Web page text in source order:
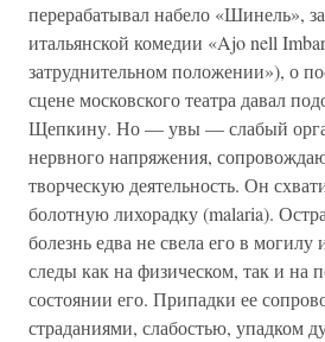
перерабатывал набело «Шинель»,
итальянской комедии «Ajo nell
затруднительном положении»), о
сцене московского театра давал
Щепкину. Но — увы — слабый
нервного напряжения,
творческую деятельность. Он
болотную лихорадку (malaria).
болезнь едва не свела его в могилу
следы как на физическом, так и на
состоянии его. Припадки ее
страданиями, слабостью, упадком